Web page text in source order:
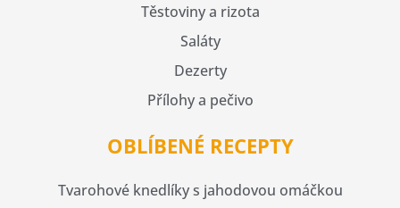
Těstoviny a rizota
Saláty
Dezerty
Přílohy a pečivo
OBLÍBENÉ RECEPTY
Tvarohové knedlíky s jahodovou omáčkou